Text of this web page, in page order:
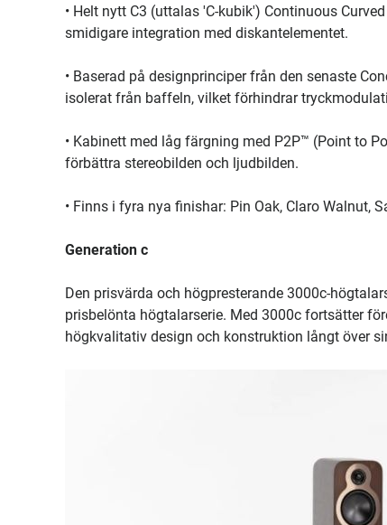
• Helt nytt C3 (uttalas 'C-kubik') Continuous
smidigare integration med diskantelementet.
• Baserad på designprinciper från den senaste
isolerat från baffeln, vilket förhindrar
• Kabinett med låg färgning med P2P™ (Point to
förbättra stereobilden och ljudbilden.
• Finns i fyra nya finishar: Pin Oak, Claro Walnut,
Generation c
Den prisvärda och högpresterande 3000c-
prisbelönta högtalarserie. Med 3000c fortsätter
högkvalitativ design och konstruktion långt över